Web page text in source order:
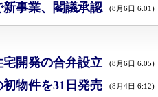
事業、閣議承認 (8月6日 6:01)
開発の合弁設立 (8月6日 6:05)
物件を31日発売 (8月4日 6:12)